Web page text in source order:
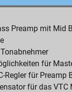
Preamp mit Mid
für
Regler für Preamp
für das